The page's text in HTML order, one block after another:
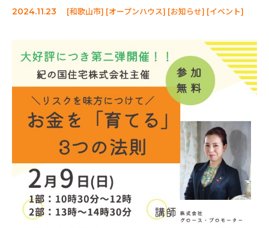
2024.11.23 [和歌山市] [オープンハウス] [お知らせ] [イベント]